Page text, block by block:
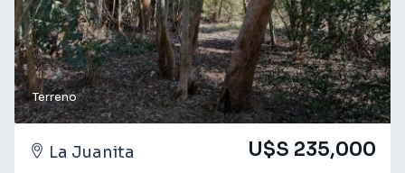
actividad profesional. Educación Global a un Paso, el
desarrollo cuenta con un colegio orientado a la educación
integral. Su propuesta pedagógica fomenta la autonomía,
la seguridad, la colaboración y la formación para una
ciudadanía global. Consulta con nuestros asesores para
obtener más información y coordinar una visita. Te
futuro comienza aquí!
Terreno
La Juanita U$S 235,000